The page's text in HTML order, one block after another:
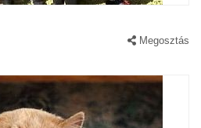
Megosztás